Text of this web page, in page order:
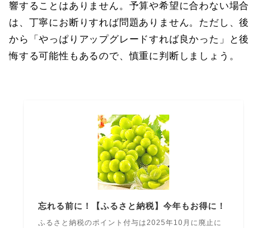
響することはありません。予算や希望に合わない場合
は、丁寧にお断りすれば問題ありません。ただし、後
から「やっぱりアップグレードすれば良かった」と後
悔する可能性もあるので、慎重に判断しましょう。
忘れる前に！【ふるさと納税】今年もお得に！
ふるさと納税のポイント付与は2025年10月に廃止に